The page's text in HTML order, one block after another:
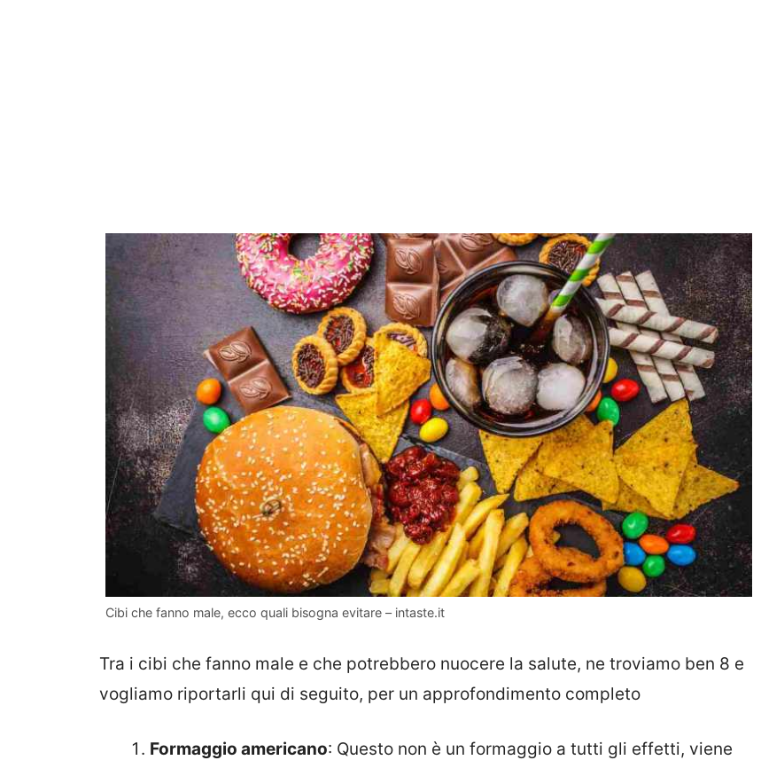
Cibi che fanno male, ecco quali bisogna evitare – intaste.it
Tra i cibi che fanno male e che potrebbero nuocere la salute, ne troviamo ben 8 e
vogliamo riportarli qui di seguito, per un approfondimento completo
Formaggio americano: Questo non è un formaggio a tutti gli effetti, viene